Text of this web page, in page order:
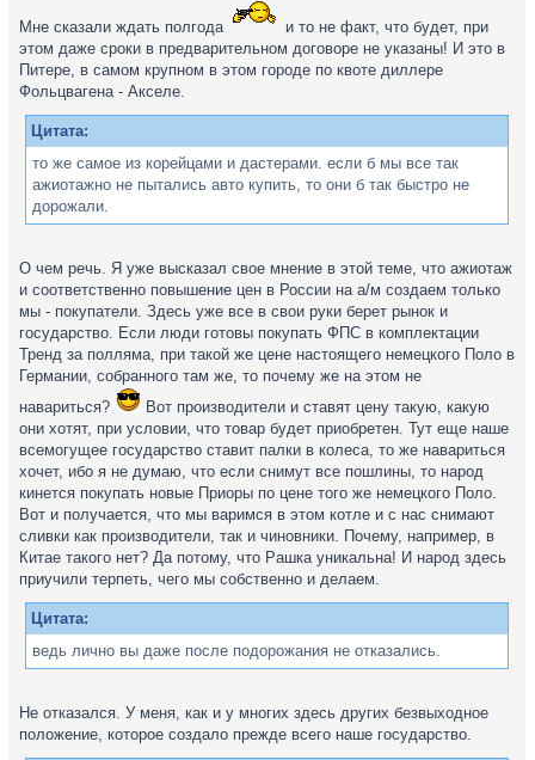
Мне сказали ждать полгода
и то не факт, что будет, при
этом даже сроки в предварительном договоре не указаны! И это в
Питере, в самом крупном в этом городе по квоте диллере
Фольцвагена - Акселе.
Цитата:
то же самое из корейцами и дастерами. если б мы все так
ажиотажно не пытались авто купить, то они б так быстро не
дорожали.
О чем речь. Я уже высказал свое мнение в этой теме, что ажиотаж
и соответственно повышение цен в России на а/м создаем только
мы - покупатели. Здесь уже все в свои руки берет рынок и
государство. Если люди готовы покупать ФПС в комплектации
Тренд за полляма, при такой же цене настоящего немецкого Поло в
Германии, собранного там же, то почему же на этом не
навариться?
Вот производители и ставят цену такую, какую
они хотят, при условии, что товар будет приобретен. Тут еще наше
всемогущее государство ставит палки в колеса, то же навариться
хочет, ибо я не думаю, что если снимут все пошлины, то народ
кинется покупать новые Приоры по цене того же немецкого Поло.
Вот и получается, что мы варимся в этом котле и с нас снимают
сливки как производители, так и чиновники. Почему, например, в
Китае такого нет? Да потому, что Рашка уникальна! И народ здесь
приучили терпеть, чего мы собственно и делаем.
Цитата:
ведь лично вы даже после подорожания не отказались.
Не отказался. У меня, как и у многих здесь других безвыходное
положение, которое создало прежде всего наше государство.